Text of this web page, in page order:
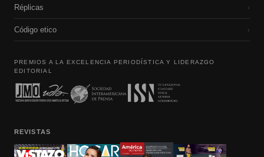
Réplicas ›
Código etico ›
PREMIOS A LA EXCELENCIA PERIODÍSTICA Y LIDERAZGO
EDITORIAL
REVISTAS